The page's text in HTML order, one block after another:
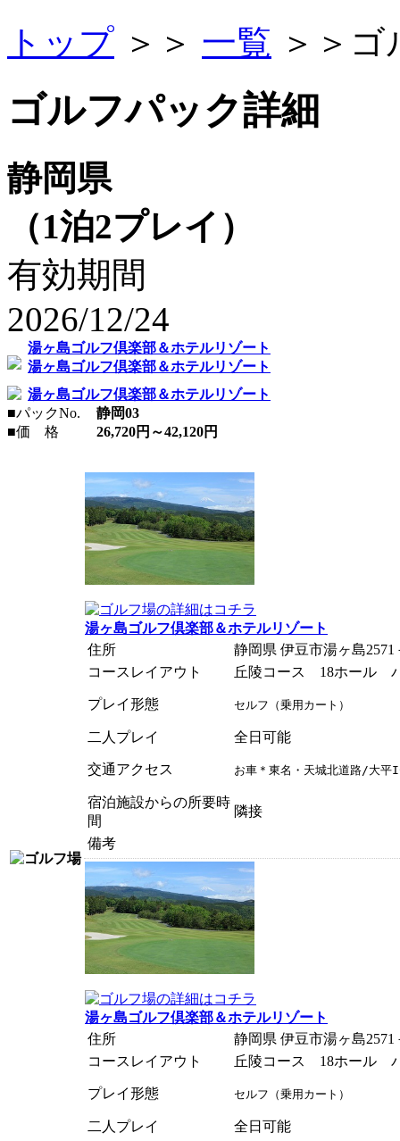
トップ ＞＞ 一覧 ＞＞ ゴ
ゴルフパック詳細
静岡県
（1泊2プレイ）
有効期間
2026/12/24
湯ヶ島ゴルフ倶楽部＆ホテルリゾート
湯ヶ島ゴルフ倶楽部＆ホテルリゾート
湯ヶ島ゴルフ倶楽部＆ホテルリゾート
■パックNo.
静岡03
■価 格 26,720円～42,120円
湯ヶ島ゴルフ倶楽部＆ホテルリゾート
住所
静岡県 伊豆市湯ヶ島2571
コースレイアウト
丘陵コース 18ホール
プレイ形態 セルフ（乗用カート）
二人プレイ 全日可能
交通アクセス お車＊東名・天城北道路/大平
宿泊施設からの所要時
間
隣接
備考
湯ヶ島ゴルフ倶楽部＆ホテルリゾート
住所
静岡県 伊豆市湯ヶ島2571
コースレイアウト
丘陵コース 18ホール
プレイ形態 セルフ（乗用カート）
二人プレイ 全日可能